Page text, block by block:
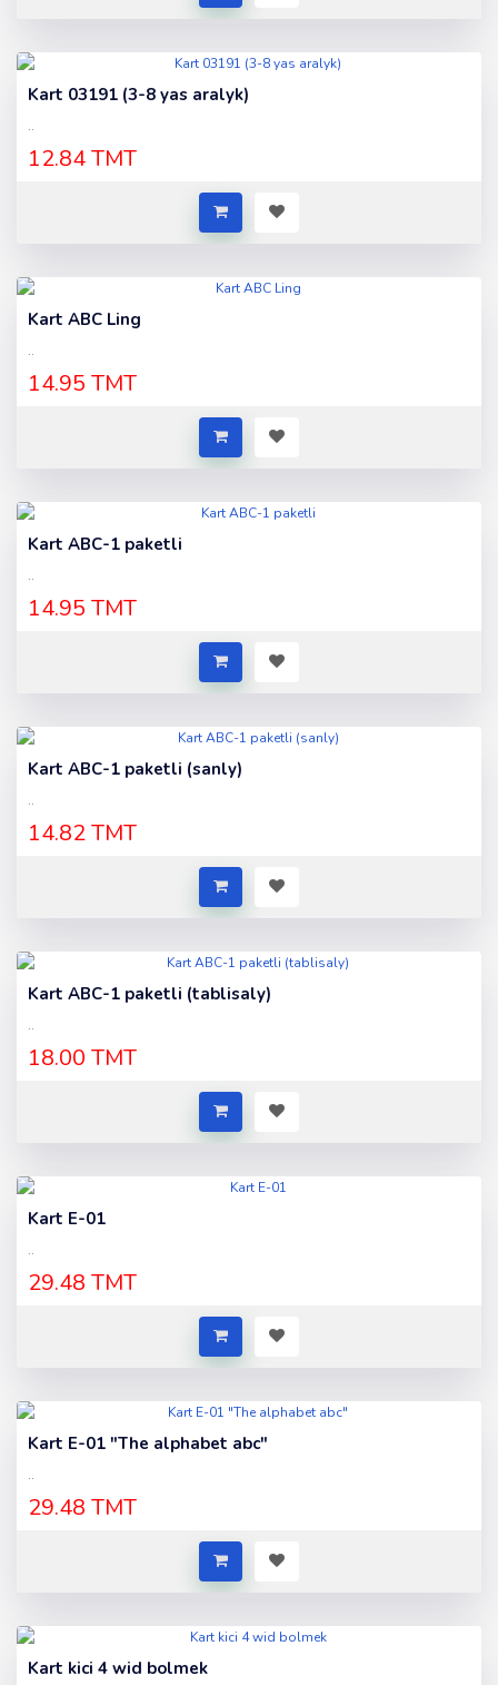
Kart 03191 (3-8 yas aralyk)
..
12.84 TMT
Kart ABC Ling
..
14.95 TMT
Kart ABC-1 paketli
..
14.95 TMT
Kart ABC-1 paketli (sanly)
..
14.82 TMT
Kart ABC-1 paketli (tablisaly)
..
18.00 TMT
Kart E-01
..
29.48 TMT
Kart E-01 "The alphabet abc"
..
29.48 TMT
Kart kici 4 wid bolmek